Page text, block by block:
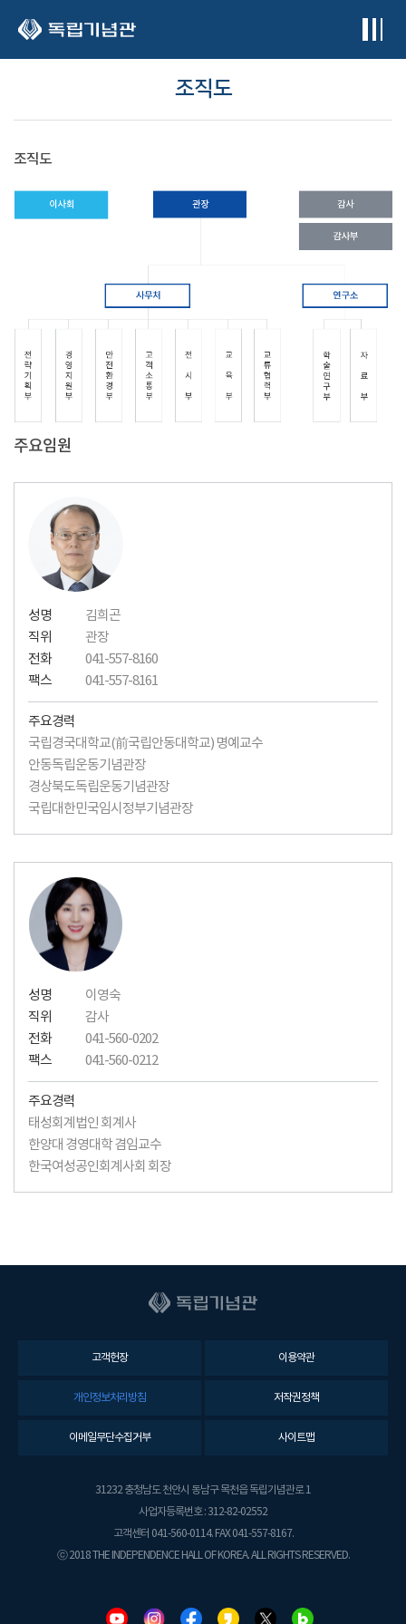
조직도
조직도
주요임원
성명
김희곤
직위
관장
전화
041-557-8160
팩스
041-557-8161
주요경력
국립경국대학교(前국립안동대학교) 명예교수
안동독립운동기념관장
경상북도독립운동기념관장
국립대한민국임시정부기념관장
성명
이영숙
직위
감사
전화
041-560-0202
팩스
041-560-0212
주요경력
태성회계법인 회계사
한양대 경영대학 겸임교수
한국여성공인회계사회 회장
고객헌장 이용약관
개인정보처리방침 저작권정책
이메일무단수집거부 사이트맵
31232 충청남도 천안시 동남구 목천읍 독립기념관로 1
사업자등록번호 : 312-82-02552
고객센터 041-560-0114. FAX 041-557-8167.
ⓒ 2018 THE INDEPENDENCE HALL OF KOREA. ALL RIGHTS RESERVED.